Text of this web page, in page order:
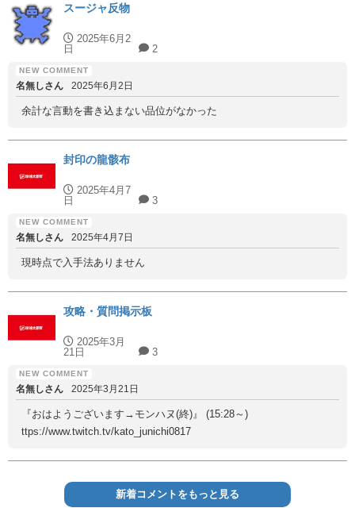
スージャ反物
2025年6月2
日
2
名無しさん 2025年6月2日
余計な言動を書き込まない品位がなかった
封印の龍骸布
2025年4月7
日
3
名無しさん 2025年4月7日
現時点で入手法ありません
攻略・質問掲示板
2025年3月
21日
3
名無しさん 2025年3月21日
『おはようございます→モンハヌ(終)』 (15:28～)
ttps://www.twitch.tv/kato_junichi0817
新着コメントをもっと見る